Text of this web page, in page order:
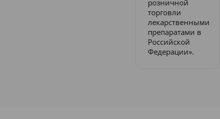
розничной
торговли
лекарственными
препаратами в
Российской
Федерации».